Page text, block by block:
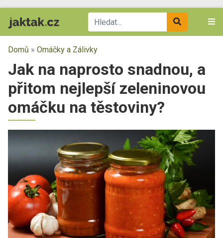
Domů » Omáčky a Zálivky
Jak na naprosto snadnou, a
přitom nejlepší zeleninovou
omáčku na těstoviny?